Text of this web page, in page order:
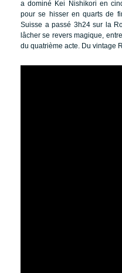
a dominé Kei Nishikori en
pour se hisser en quarts de
Suisse a passé 3h24 sur la
lâcher se revers magique,
du quatrième acte. Du vintage